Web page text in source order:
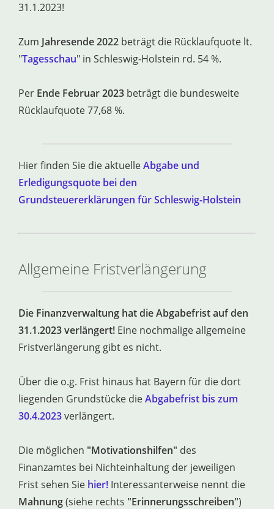
31.1.2023!
Zum Jahresende 2022 beträgt die Rücklaufquote lt.
"Tagesschau" in Schleswig-Holstein rd. 54 %.
Per Ende Februar 2023 beträgt die bundesweite
Rücklaufquote 77,68 %.
Hier finden Sie die aktuelleAbgabe und
Erledigungsquote bei den
Grundsteuererklärungen für Schleswig-Holstein
Allgemeine Fristverlängerung
Die Finanzverwaltung hat die Abgabefrist auf den
31.1.2023 verlängert! Eine nochmalige allgemeine
Fristverlängerung gibt es nicht.
Über die o.g. Frist hinaus hat Bayern für die dort
liegenden Grundstücke dieAbgabefrist bis zum
30.4.2023verlängert.
Die möglichen "Motivationshilfen" des
Finanzamtes bei Nichteinhaltung der jeweiligen
Frist sehen Sie hier! Interessanterweise nennt die
Mahnung(siehe rechts "Erinnerungsschreiben")